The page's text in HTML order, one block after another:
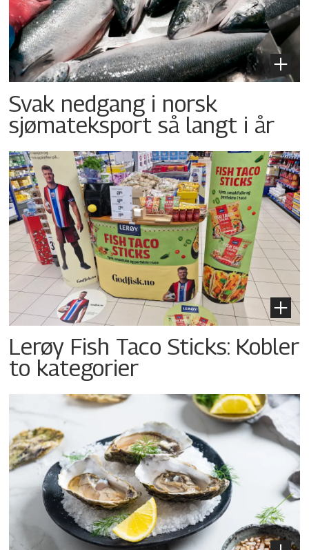
Svak nedgang i norsk
sjømateksport så langt i år
Lerøy Fish Taco Sticks: Kobler
to kategorier